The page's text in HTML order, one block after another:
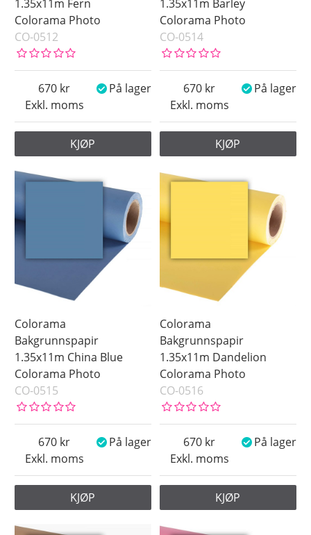
1.35x11m Fern
Colorama Photo
CO-0512
Exkl. moms
670 På lager
KJØP
1.35x11m Barley
Colorama Photo
CO-0514
Exkl. moms
670 På lager
KJØP
Colorama
Bakgrunnspapir
1.35x11m China Blue
Colorama Photo
CO-0515
Exkl. moms
670 På lager
KJØP
Colorama
Bakgrunnspapir
1.35x11m Dandelion
Colorama Photo
CO-0516
Exkl. moms
670 På lager
KJØP